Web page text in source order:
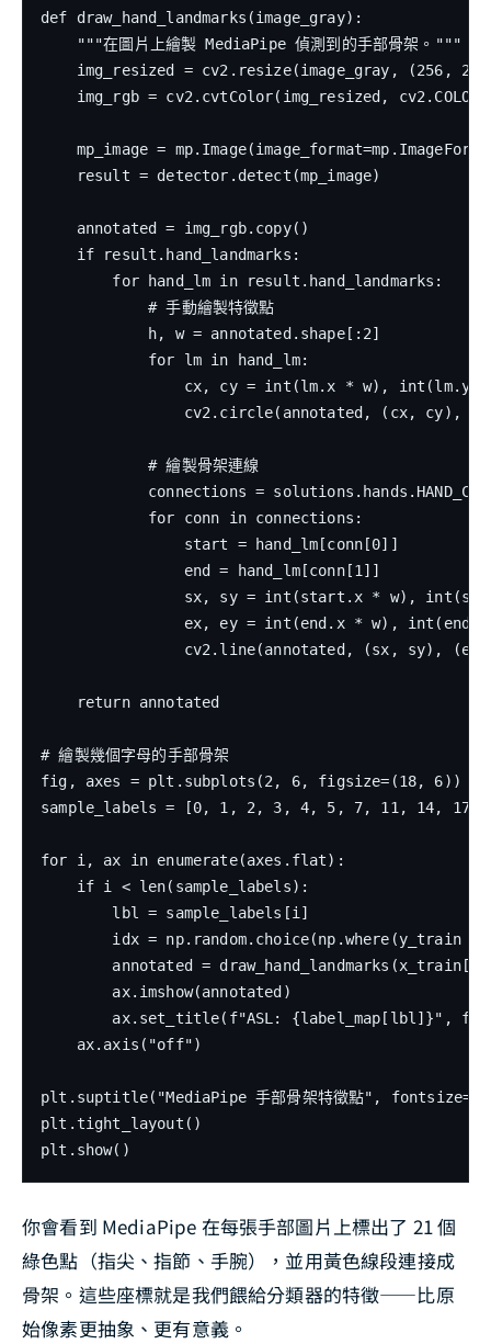
def draw_hand_landmarks(image_gray):
    """在圖片上繪製 MediaPipe 偵測到的手部骨架。"""
img_resized = cv2.resize(image_gray, (256,
img_rgb = cv2.cvtColor(img_resized,
mp_image =
    result = detector.detect(mp_image)
    annotated = img_rgb.copy()
    if result.hand_landmarks:
        for hand_lm in result.hand_landmarks:
            # 手動繪製特徵點
            h, w = annotated.shape[:2]
            for lm in hand_lm:
cx, cy = int(lm.x * w), int(lm.y
cv2.circle(annotated, (cx, cy),
            # 繪製骨架連線
connections =
            for conn in connections:
                start = hand_lm[conn[0]]
                end = hand_lm[conn[1]]
sx, sy = int(start.x * w),
ex, ey = int(end.x * w),
cv2.line(annotated, (sx, sy),
    return annotated
# 繪製幾個字母的手部骨架
fig, axes = plt.subplots(2, 6, figsize=(18, 6))
sample_labels = [0, 1, 2, 3, 4, 5, 7, 11, 14, 17,
for i, ax in enumerate(axes.flat):
    if i < len(sample_labels):
        lbl = sample_labels[i]
idx = np.random.choice(np.where(y_train
annotated =
        ax.imshow(annotated)
ax.set_title(f"ASL: {label_map[lbl]}",
    ax.axis("off")
plt.suptitle("MediaPipe 手部骨架特徵點",
plt.tight_layout()
你會看到 MediaPipe 在每張手部圖片上標出了 21 個
綠色點（指尖、指節、手腕），並用黃色線段連接成
骨架。這些座標就是我們餵給分類器的特徵——比原
始像素更抽象、更有意義。